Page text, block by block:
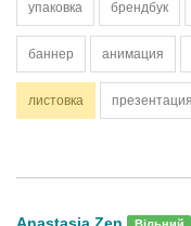
упаковка брендбук
баннер анимация
листовка презентация